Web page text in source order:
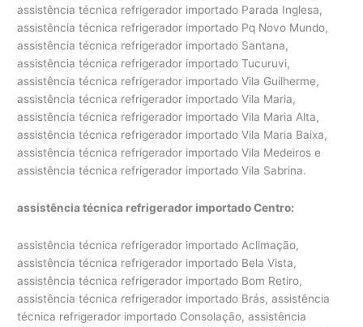
assistência técnica refrigerador importado Parada Inglesa,
assistência técnica refrigerador importado Pq Novo Mundo,
assistência técnica refrigerador importado Santana,
assistência técnica refrigerador importado Tucuruvi,
assistência técnica refrigerador importado Vila Guilherme,
assistência técnica refrigerador importado Vila Maria,
assistência técnica refrigerador importado Vila Maria Alta,
assistência técnica refrigerador importado Vila Maria Baixa,
assistência técnica refrigerador importado Vila Medeiros e
assistência técnica refrigerador importado Vila Sabrina.
assistência técnica refrigerador importado Centro:
assistência técnica refrigerador importado Aclimação,
assistência técnica refrigerador importado Bela Vista,
assistência técnica refrigerador importado Bom Retiro,
assistência técnica refrigerador importado Brás, assistência
técnica refrigerador importado Consolação, assistência